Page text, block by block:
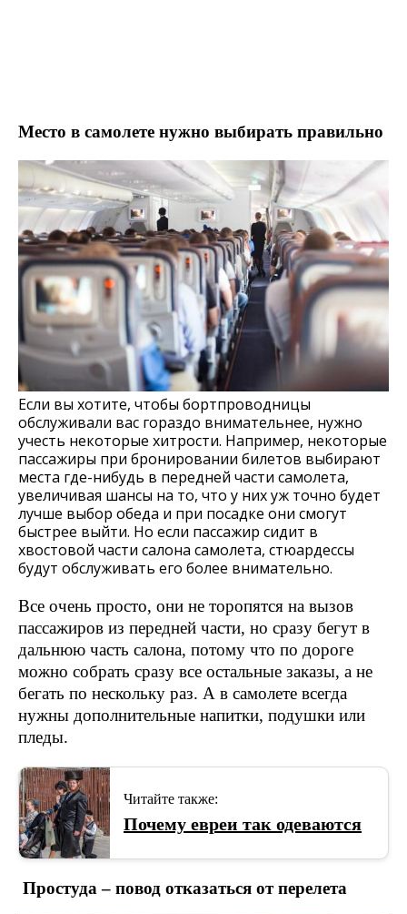
Место в самолете нужно выбирать правильно
Если вы хотите, чтобы бортпроводницы
обслуживали вас гораздо внимательнее, нужно
учесть некоторые хитрости. Например, некоторые
пассажиры при бронировании билетов выбирают
места где-нибудь в передней части самолета,
увеличивая шансы на то, что у них уж точно будет
лучше выбор обеда и при посадке они смогут
быстрее выйти. Но если пассажир сидит в
хвостовой части салона самолета, стюардессы
будут обслуживать его более внимательно.
Все очень просто, они не торопятся на вызов
пассажиров из передней части, но сразу бегут в
дальнюю часть салона, потому что по дороге
можно собрать сразу все остальные заказы, а не
бегать по нескольку раз. А в самолете всегда
нужны дополнительные напитки, подушки или
пледы.
Читайте также:
Почему евреи так одеваются
Простуда – повод отказаться от перелета